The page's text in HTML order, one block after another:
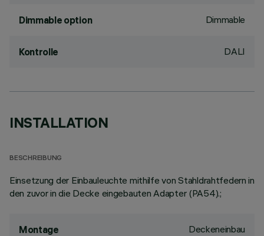
Dimmable option Dimmable
Kontrolle DALI
INSTALLATION
BESCHREIBUNG
Einsetzung der Einbauleuchte mithilfe von Stahldrahtfedern in
den zuvor in die Decke eingebauten Adapter (PA54).;
Montage Deckeneinbau